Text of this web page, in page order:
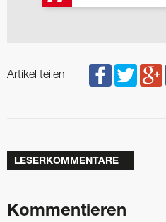
Artikel teilen
LESERKOMMENTARE
Kommentieren